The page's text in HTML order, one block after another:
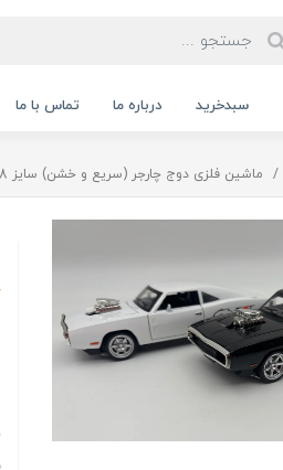
سبدخرید درباره ما تماس با ما
ماشین فلزی دوج چارجر (سریع و خشن) سایز 1/28 کد 023EZ